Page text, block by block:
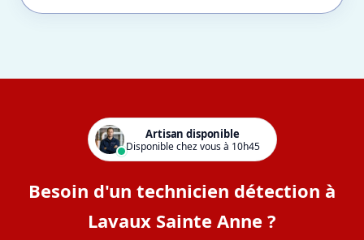
Artisan disponible
Disponible chez vous à 10h45
Besoin d'un technicien détection à
Lavaux Sainte Anne ?